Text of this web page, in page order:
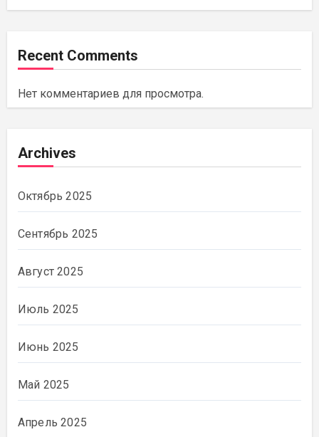
Recent Comments
Нет комментариев для просмотра.
Archives
Октябрь 2025
Сентябрь 2025
Август 2025
Июль 2025
Июнь 2025
Май 2025
Апрель 2025